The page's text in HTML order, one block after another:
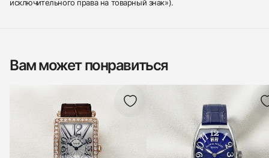
исключительного права на товарный знак»).
Вам может понравиться